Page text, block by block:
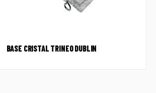
BASE CRISTAL TRINEO DUBLIN